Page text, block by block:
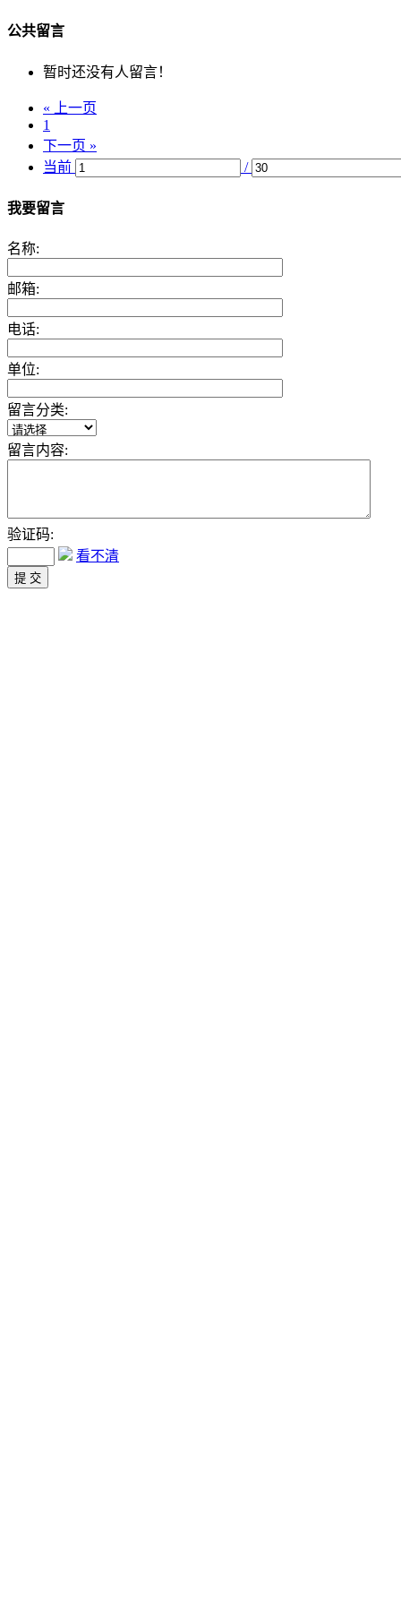
公共留言
暂时还没有人留言！
« 上一页
1
下一页 »
当前
/
我要留言
名称:
邮箱:
电话:
单位:
留言分类:
留言内容:
验证码:
看不清